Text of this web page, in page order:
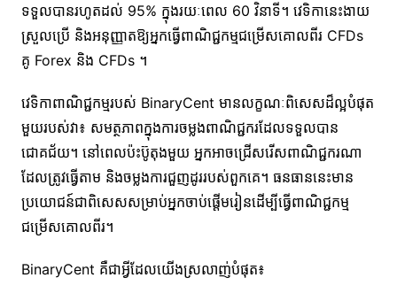
ទទួលបានរហូតដល់ 95% ក្នុងរយៈពេល 60 វិនាទី។ វេទិកានេះងាយ
ស្រួលប្រើ និងអនុញ្ញាតឱ្យអ្នកធ្វើពាណិជ្ជកម្មជម្រើសគោលពីរ CFDs
គូ Forex និង CFDs ។
វេទិកាពាណិជ្ជកម្មរបស់ BinaryCent មានលក្ខណៈពិសេសដ៏ល្អបំផុត
មួយរបស់វា៖ សមត្ថភាពក្នុងការចម្លងពាណិជ្ជករដែលទទួលបាន
ជោគជ័យ។ នៅពេលប៉ះប៊ូតុងមួយ អ្នកអាចជ្រើសរើសពាណិជ្ជករណា
ដែលត្រូវធ្វើតាម និងចម្លងការជួញដូររបស់ពួកគេ។ ធនធាននេះមាន
ប្រយោជន៍ជាពិសេសសម្រាប់អ្នកចាប់ផ្តើមរៀនដើម្បីធ្វើពាណិជ្ជកម្ម
ជម្រើសគោលពីរ។
BinaryCent គឺជាអ្វីដែលយើងស្រលាញ់បំផុត៖